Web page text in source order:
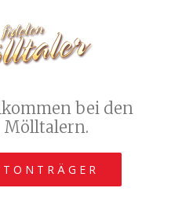
bei den